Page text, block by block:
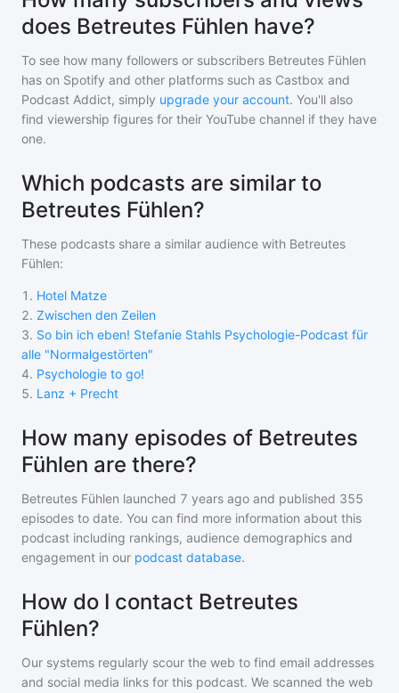
does Betreutes Fühlen have?
To see how many followers or subscribers Betreutes Fühlen
has on Spotify and other platforms such as Castbox and
Podcast Addict, simply upgrade your account. You'll also
find viewership figures for their YouTube channel if they have
one.
Which podcasts are similar to
Betreutes Fühlen?
These podcasts share a similar audience with Betreutes
Fühlen:
1 . Hotel Matze
2. Zwischen den Zeilen
3. So bin ich eben! Stefanie Stahls Psychologie-Podcast für
alle "Normalgestörten"
4. Psychologie to go!
5. Lanz + Precht
How many episodes of Betreutes
Fühlen are there?
Betreutes Fühlen launched 7 years ago and published 355
episodes to date. You can find more information about this
podcast including rankings, audience demographics and
engagement in our podcast database.
How do I contact Betreutes
Fühlen?
Our systems regularly scour the web to find email addresses
and social media links for this podcast. We scanned the web